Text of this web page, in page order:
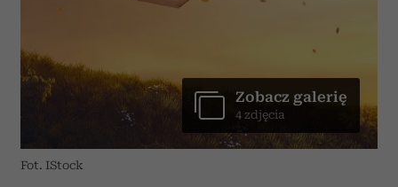
Fot. IStock
Zobacz galerię
4 zdjęcia